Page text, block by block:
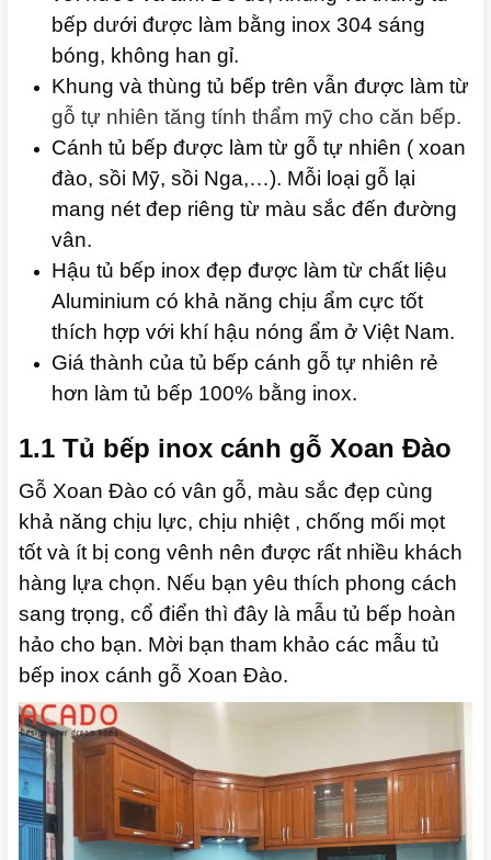
bếp dưới được làm bằng inox 304 sáng
bóng, không han gỉ.
Khung và thùng tủ bếp trên vẫn được làm từ
gỗ tự nhiên tăng tính thẩm mỹ cho căn bếp.
Cánh tủ bếp được làm từ gỗ tự nhiên ( xoan
đào, sồi Mỹ, sồi Nga,…). Mỗi loại gỗ lại
mang nét đep riêng từ màu sắc đến đường
vân.
Hậu tủ bếp inox đẹp được làm từ chất liệu
Aluminium có khả năng chịu ẩm cực tốt
thích hợp với khí hậu nóng ẩm ở Việt Nam.
Giá thành của tủ bếp cánh gỗ tự nhiên rẻ
hơn làm tủ bếp 100% bằng inox.
1.1 Tủ bếp inox cánh gỗ Xoan Đào
Gỗ Xoan Đào có vân gỗ, màu sắc đẹp cùng
khả năng chịu lực, chịu nhiệt , chống mối mọt
tốt và ít bị cong vênh nên được rất nhiều khách
hàng lựa chọn. Nếu bạn yêu thích phong cách
sang trọng, cổ điển thì đây là mẫu tủ bếp hoàn
hảo cho bạn. Mời bạn tham khảo các mẫu tủ
bếp inox cánh gỗ Xoan Đào.